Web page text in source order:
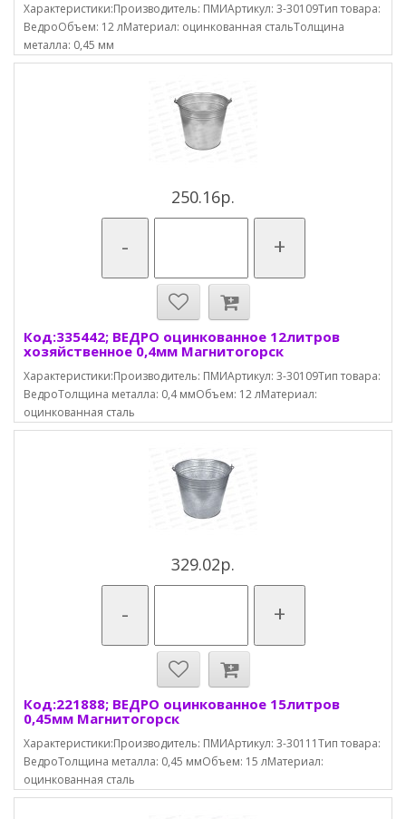
Характеристики:Производитель: ПМИАртикул: 3-30109Тип товара:
ВедроОбъем: 12 лМатериал: оцинкованная стальТолщина
металла: 0,45 мм
250.16р.
- +
Код:335442; ВЕДРО оцинкованное 12литров
хозяйственное 0,4мм Магнитогорск
Характеристики:Производитель: ПМИАртикул: 3-30109Тип товара:
ВедроТолщина металла: 0,4 ммОбъем: 12 лМатериал:
оцинкованная сталь
329.02р.
- +
Код:221888; ВЕДРО оцинкованное 15литров
0,45мм Магнитогорск
Характеристики:Производитель: ПМИАртикул: 3-30111Тип товара:
ВедроТолщина металла: 0,45 ммОбъем: 15 лМатериал:
оцинкованная сталь